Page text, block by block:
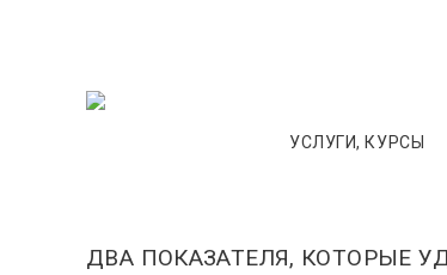
УСЛУГИ, КУРСЫ
ДВА ПОКАЗАТЕЛЯ, КОТОРЫЕ